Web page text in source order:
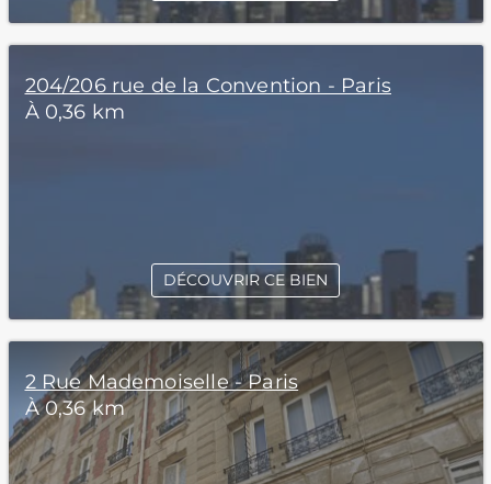
204/206 rue de la Convention - Paris
À 0,36 km
DÉCOUVRIR CE BIEN
2 Rue Mademoiselle - Paris
À 0,36 km